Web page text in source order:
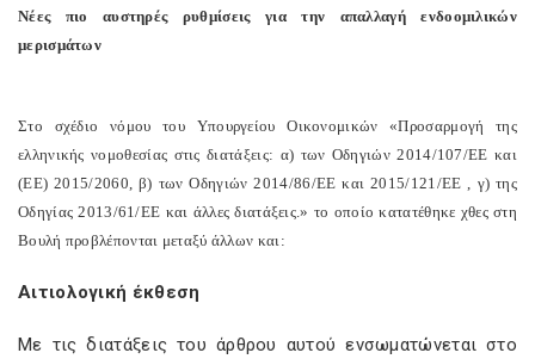
Νέες πιο αυστηρές ρυθμίσεις για την απαλλαγή ενδοομιλικών
μερισμάτων
Στο σχέδιο νόμου του Υπουργείου Οικονομικών «Προσαρμογή της
ελληνικής νομοθεσίας στις διατάξεις: α) των Οδηγιών 2014/107/ΕΕ και
(EE) 2015/2060, β) των Οδηγιών 2014/86/ΕΕ και 2015/121/ΕΕ , γ) της
Οδηγίας 2013/61/ΕΕ και άλλες διατάξεις.» το οποίο κατατέθηκε χθες στη
Βουλή προβλέπονται μεταξύ άλλων και:
Αιτιολογική έκθεση
Με τις διατάξεις του άρθρου αυτού ενσωματώνεται στο